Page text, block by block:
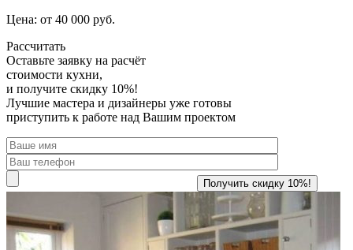
Цена: от 40 000 руб.
Рассчитать
Оставьте заявку на расчёт
стоимости кухни,
и получите скидку 10%!
Лучшие мастера и дизайнеры уже готовы
приступить к работе над Вашим проектом